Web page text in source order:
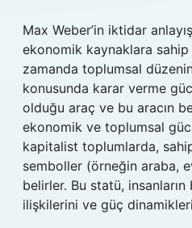
Max Weber’in iktidar
ekonomik kaynaklara sahip
zamanda toplumsal
konusunda karar verme
olduğu araç ve bu aracın
ekonomik ve toplumsal
kapitalist toplumlarda,
semboller (örneğin araba,
belirler. Bu statü,
ilişkilerini ve güç